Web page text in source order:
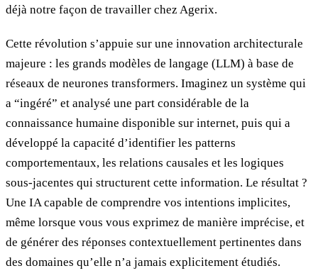
déjà notre façon de travailler chez Agerix.
Cette révolution s’appuie sur une innovation architecturale
majeure : les grands modèles de langage (LLM) à base de
réseaux de neurones transformers. Imaginez un système qui
a “ingéré” et analysé une part considérable de la
connaissance humaine disponible sur internet, puis qui a
développé la capacité d’identifier les patterns
comportementaux, les relations causales et les logiques
sous-jacentes qui structurent cette information. Le résultat ?
Une IA capable de comprendre vos intentions implicites,
même lorsque vous vous exprimez de manière imprécise, et
de générer des réponses contextuellement pertinentes dans
des domaines qu’elle n’a jamais explicitement étudiés.